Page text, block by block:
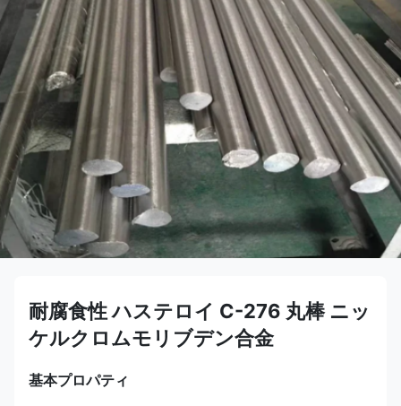
耐腐食性 ハステロイ C-276 丸棒 ニッ
ケルクロムモリブデン合金
基本プロパティ